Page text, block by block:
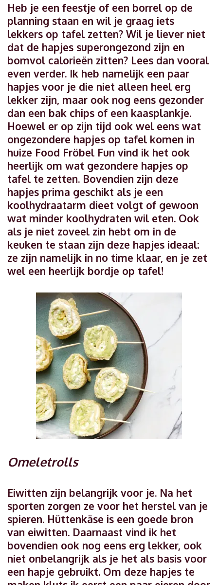
Heb je een feestje of een borrel op de
planning staan en wil je graag iets
lekkers op tafel zetten? Wil je liever niet
dat de hapjes superongezond zijn en
bomvol calorieën zitten? Lees dan vooral
even verder. Ik heb namelijk een paar
hapjes voor je die niet alleen heel erg
lekker zijn, maar ook nog eens gezonder
dan een bak chips of een kaasplankje.
Hoewel er op zijn tijd ook wel eens wat
ongezondere hapjes op tafel komen in
huize Food Fröbel Fun vind ik het ook
heerlijk om wat gezondere hapjes op
tafel te zetten. Bovendien zijn deze
hapjes prima geschikt als je een
koolhydraatarm dieet volgt of gewoon
wat minder koolhydraten wil eten. Ook
als je niet zoveel zin hebt om in de
keuken te staan zijn deze hapjes ideaal:
ze zijn namelijk in no time klaar, en je zet
wel een heerlijk bordje op tafel!
Omeletrolls
Eiwitten zijn belangrijk voor je. Na het
sporten zorgen ze voor het herstel van je
spieren. Hüttenkäse is een goede bron
van eiwitten. Daarnaast vind ik het
bovendien ook nog eens erg lekker, ook
niet onbelangrijk als je het als basis voor
een hapje gebruikt. Om deze hapjes te